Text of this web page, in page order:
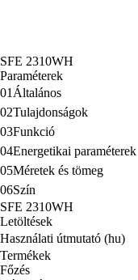
SFE 2310WH
Paraméterek
01 Általános
02Tulajdonságok
03Funkció
04Energetikai paraméterek
05Méretek és tömeg
06Szín
SFE 2310WH
Letöltések
Használati útmutató (hu)
Termékek
Főzés